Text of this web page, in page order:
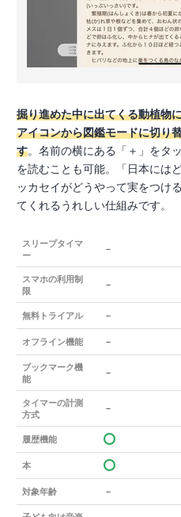
掘り進めた中に出てくる動植物
アイコンから図鑑モードに切り
す。名前の横にある「＋」をタ
を読むことも可能。「日本には
ッカセイがどうやって実をつけ
てくれるうれしい仕組みです。
スリープタイマ
ー
－
スマホの利用制
限
－
無料トライアル －
オフライン機能 －
ブックマーク機
能
－
タイマーの計測
方式
－
履歴機能
本
対象年齢 －